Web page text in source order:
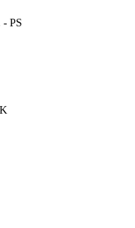
- PS